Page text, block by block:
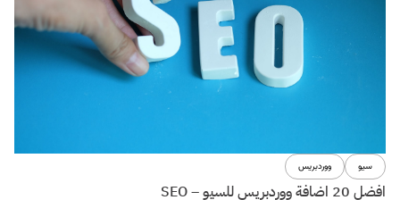
سيو ووردبريس
افضل 20 اضافة ووردبريس للسيو – SEO